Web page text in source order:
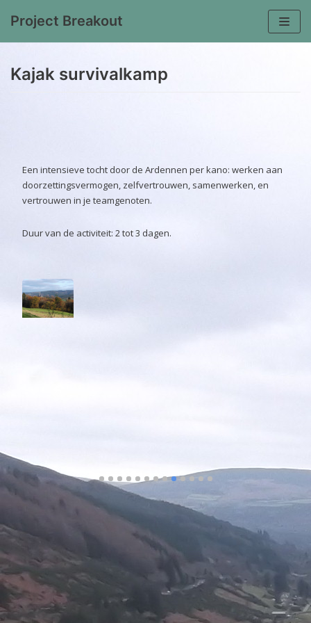
de
Project Breakout
Kajak survivalkamp
Een intensieve tocht door de Ardennen per kano: werken aan
doorzettingsvermogen, zelfvertrouwen, samenwerken, en
vertrouwen in je teamgenoten.
Duur van de activiteit: 2 tot 3 dagen.